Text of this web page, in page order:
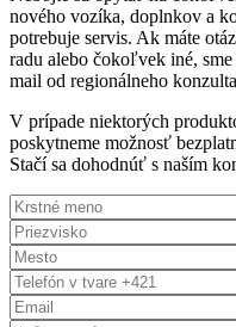
nového vozíka, doplnkov a
potrebuje servis. Ak máte
radu alebo čokoľvek iné,
mail od regionálneho
V prípade niektorých
poskytneme možnosť
Stačí sa dohodnúť s naším